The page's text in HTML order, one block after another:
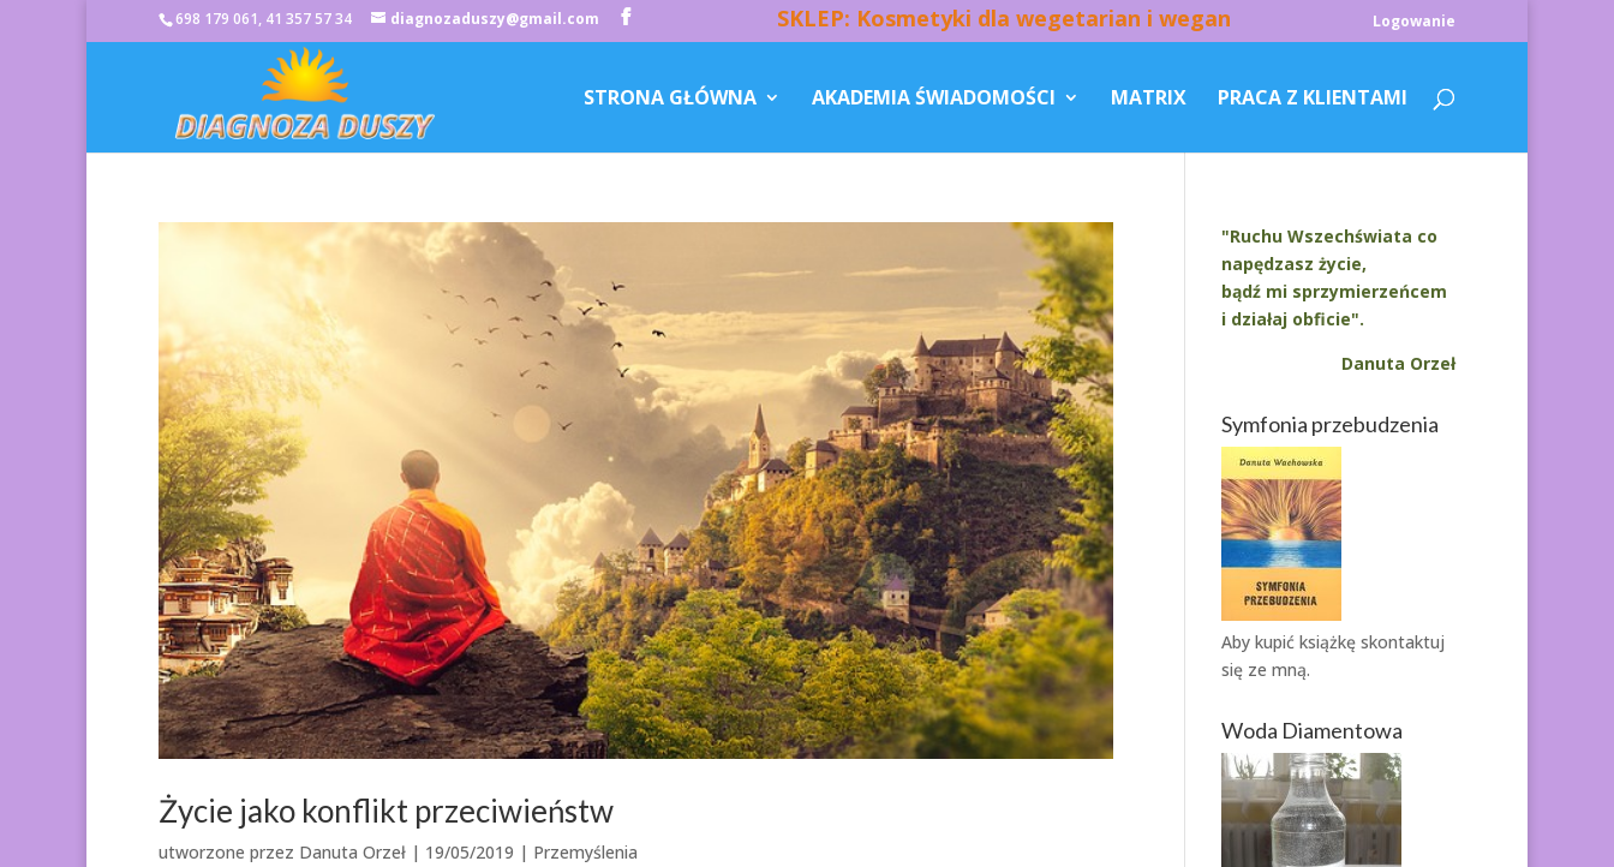
698 179 061, 41 357 57 34 diagnozaduszy@gmail.com SKLEP: Kosmetyki dla wegetarian i wegan Logowanie
STRONA GŁÓWNA AKADEMIA ŚWIADOMOŚCI MATRIX PRACA Z KLIENTAMI
Życie jako konflikt przeciwieństw
utworzone przez Danuta Orzeł | 19/05/2019 | Przemyślenia
"Ruchu Wszechświata co
napędzasz życie,
bądź mi sprzymierzeńcem
i działaj obficie".
Danuta Orzeł
Symfonia przebudzenia
Aby kupić książkę skontaktuj
się ze mną.
Woda Diamentowa